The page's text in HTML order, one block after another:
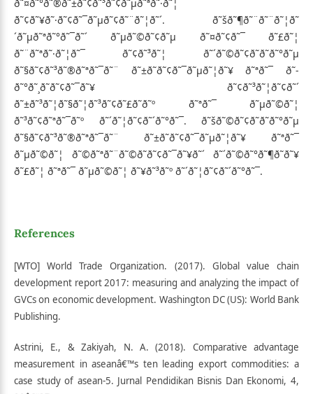
ð˜¤ð˜°ð˜®ð˜±ð˜¢ð˜³ð˜¢ð˜µð˜ªð˜·ð˜¦
ð˜¢ð˜¥ð˜·ð˜¢ð˜¯ð˜µð˜¢ð˜¨ð˜¦ð˜´. ð˜šð˜¶ð˜¨ð˜¨ð˜¦ð˜
´ð˜µð˜ªð˜°ð˜¯ð˜´ ð˜µð˜©ð˜¢ð˜µ ð˜¤ð˜¢ð˜¯ ð˜£ð˜¦
ð˜¨ð˜ªð˜·ð˜¦ð˜¯ ð˜¢ð˜³ð˜¦ ð˜´ð˜©ð˜¢ð˜­ð˜­ð˜°ð˜µ
ð˜§ð˜¢ð˜³ð˜®ð˜ªð˜¯ð˜¨ ð˜±ð˜­ð˜¢ð˜¯ð˜µð˜¦ð˜¥ ð˜ªð˜¯ ð˜­
ð˜°ð˜¸ð˜­ð˜¢ð˜¯ð˜¥ ð˜¢ð˜³ð˜¦ð˜¢ð˜´
ð˜±ð˜³ð˜¦ð˜§ð˜¦ð˜³ð˜¢ð˜£ð˜­ð˜º ð˜ªð˜¯ ð˜µð˜©ð˜¦
ð˜³ð˜¢ð˜ªð˜¯ð˜º ð˜´ð˜¦ð˜¢ð˜´ð˜°ð˜¯. ð˜šð˜©ð˜¢ð˜­ð˜­ð˜°ð˜µ
ð˜§ð˜¢ð˜³ð˜®ð˜ªð˜¯ð˜¨ ð˜±ð˜­ð˜¢ð˜¯ð˜µð˜¦ð˜¥ ð˜ªð˜¯
ð˜µð˜©ð˜¦ ð˜©ð˜ªð˜¨ð˜©ð˜­ð˜¢ð˜¯ð˜¥ð˜´ ð˜´ð˜©ð˜°ð˜¶ð˜­ð˜¥
ð˜£ð˜¦ ð˜ªð˜¯ ð˜µð˜©ð˜¦ ð˜¥ð˜³ð˜º ð˜´ð˜¦ð˜¢ð˜´ð˜°ð˜¯.
References
[WTO] World Trade Organization. (2017). Global value chain
development report 2017: measuring and analyzing the impact of
GVCs on economic development. Washington DC (US): World Bank
Publishing.
Astrini, E., & Zakiyah, N. A. (2018). Comparative advantage
measurement in aseanâ€™s ten leading export commodities: a
case study of asean-5. Jurnal Pendidikan Bisnis Dan Ekonomi, 4,